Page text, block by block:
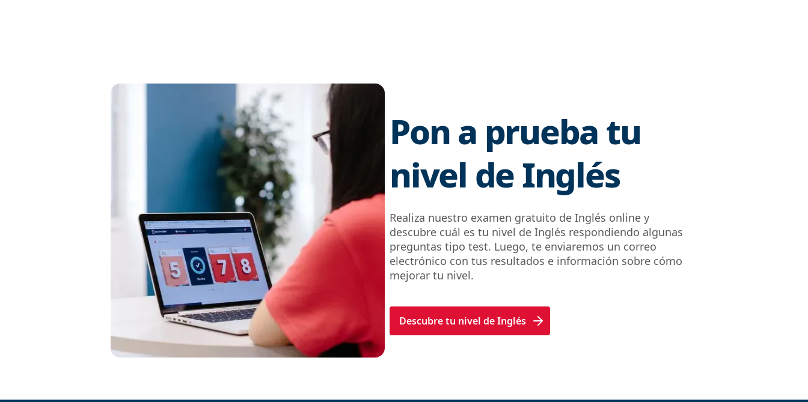
Pon a prueba tu
nivel de Inglés
Realiza nuestro examen gratuito de Inglés online y
descubre cuál es tu nivel de Inglés respondiendo algunas
preguntas tipo test. Luego, te enviaremos un correo
electrónico con tus resultados e información sobre cómo
mejorar tu nivel.
Descubre tu nivel de Inglés